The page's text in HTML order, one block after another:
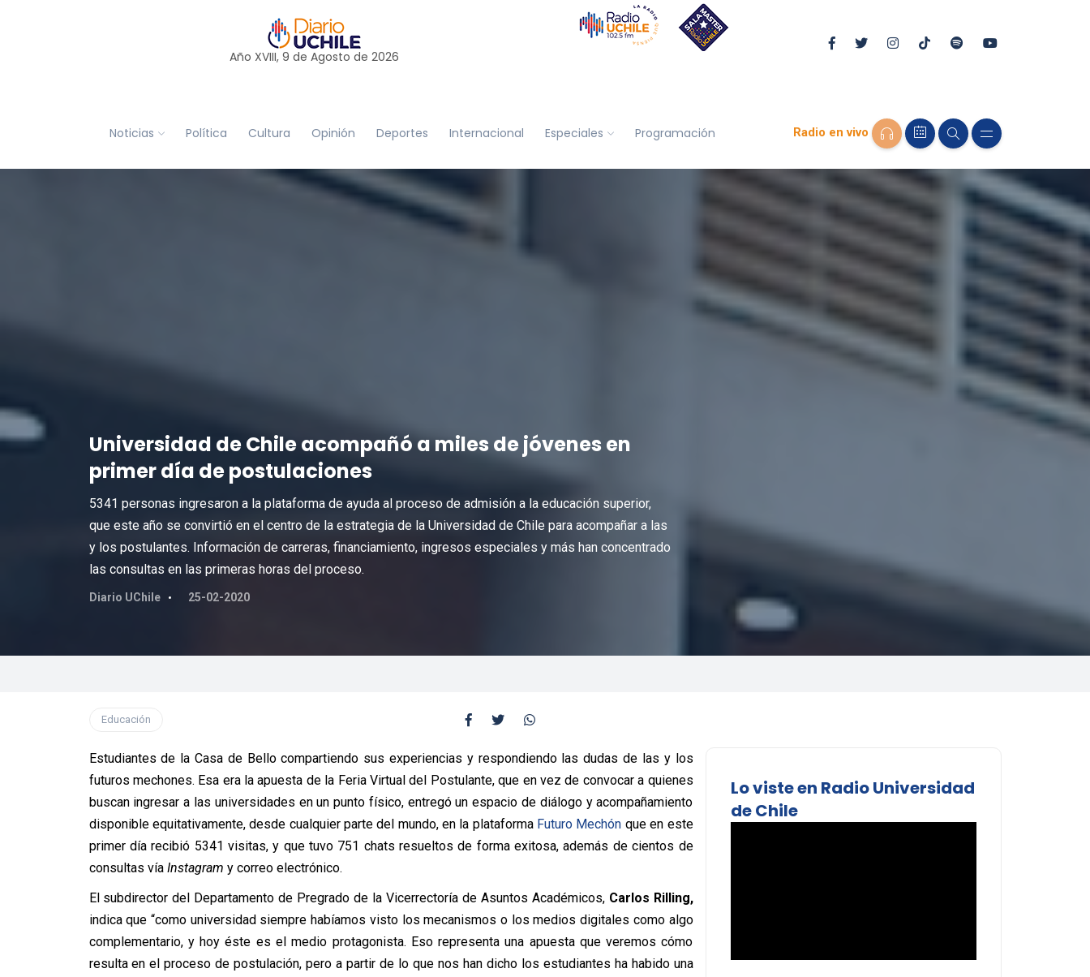
Año XVIII, 9 de Agosto de 2026
Noticias Política Cultura Opinión Deportes Internacional Especiales Programación Radio en vivo
Universidad de Chile acompañó a miles de jóvenes en
primer día de postulaciones
5341 personas ingresaron a la plataforma de ayuda al proceso de admisión a la educación superior,
que este año se convirtió en el centro de la estrategia de la Universidad de Chile para acompañar a las
y los postulantes. Información de carreras, financiamiento, ingresos especiales y más han concentrado
las consultas en las primeras horas del proceso.
Diario UChile 25-02-2020
Educación
Estudiantes de la Casa de Bello compartiendo sus experiencias y respondiendo las dudas de las y los
futuros mechones. Esa era la apuesta de la Feria Virtual del Postulante, que en vez de convocar a quienes
buscan ingresar a las universidades en un punto físico, entregó un espacio de diálogo y acompañamiento
disponible equitativamente, desde cualquier parte del mundo, en la plataforma Futuro Mechón que en este
primer día recibió 5341 visitas, y que tuvo 751 chats resueltos de forma exitosa, además de cientos de
consultas vía Instagram y correo electrónico.
El subdirector del Departamento de Pregrado de la Vicerrectoría de Asuntos Académicos, Carlos Rilling,
indica que “como universidad siempre habíamos visto los mecanismos o los medios digitales como algo
complementario, y hoy éste es el medio protagonista. Eso representa una apuesta que veremos cómo
resulta en el proceso de postulación, pero a partir de lo que nos han dicho los estudiantes ha habido una
Lo viste en Radio Universidad
de Chile